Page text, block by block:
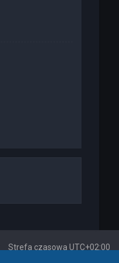
Strefa czasowa UTC+02:00